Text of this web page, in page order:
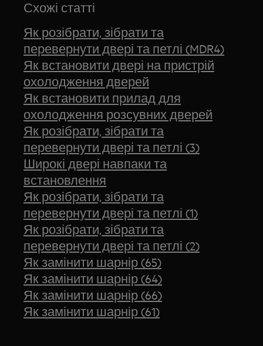
Схожі статті
Як розібрати, зібрати та
перевернути двері та петлі (MDR4)
Як встановити двері на пристрій
охолодження дверей
Як встановити прилад для
охолодження розсувних дверей
Як розібрати, зібрати та
перевернути двері та петлі (3)
Широкі двері навпаки та
встановлення
Як розібрати, зібрати та
перевернути двері та петлі (1)
Як розібрати, зібрати та
перевернути двері та петлі (2)
Як замінити шарнір (65)
Як замінити шарнір (64)
Як замінити шарнір (66)
Як замінити шарнір (61)